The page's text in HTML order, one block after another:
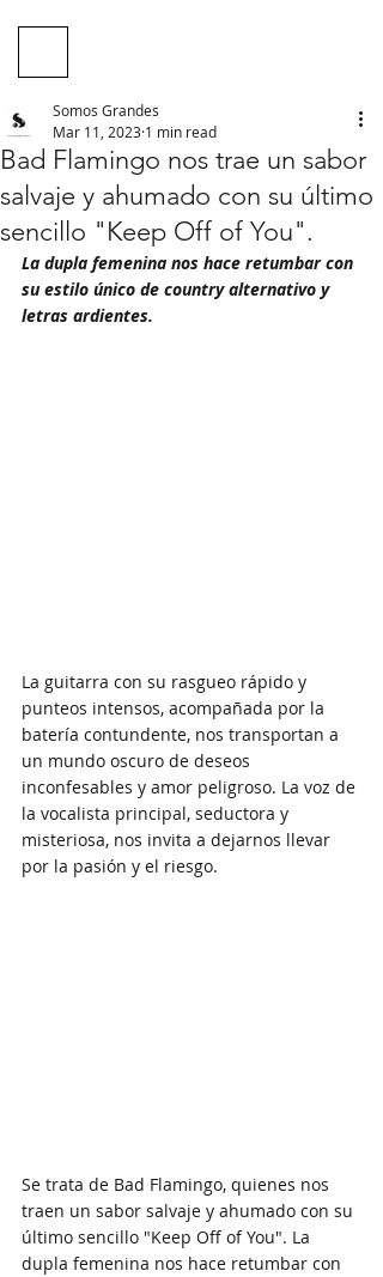
Bad Flamingo nos trae un sabor
salvaje y ahumado con su último
sencillo "Keep Off of You".
Somos Grandes
Mar 11, 2023 1 min read
La dupla femenina nos hace retumbar con
su estilo único de country alternativo y
letras ardientes.
La guitarra con su rasgueo rápido y
punteos intensos, acompañada por la
batería contundente, nos transportan a
un mundo oscuro de deseos
inconfesables y amor peligroso. La voz de
la vocalista principal, seductora y
misteriosa, nos invita a dejarnos llevar
por la pasión y el riesgo.
Se trata de Bad Flamingo, quienes nos
traen un sabor salvaje y ahumado con su
último sencillo "Keep Off of You". La
dupla femenina nos hace retumbar con